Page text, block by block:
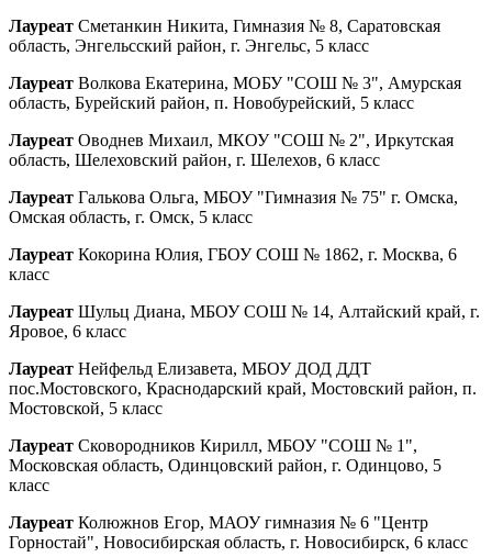
Лауреат Сметанкин Никита, Гимназия № 8, Саратовская
область, Энгельсский район, г. Энгельс, 5 класс
Лауреат Волкова Екатерина, МОБУ "СОШ № 3", Амурская
область, Бурейский район, п. Новобурейский, 5 класс
Лауреат Оводнев Михаил, МКОУ "СОШ № 2", Иркутская
область, Шелеховский район, г. Шелехов, 6 класс
Лауреат Галькова Ольга, МБОУ "Гимназия № 75" г. Омска,
Омская область, г. Омск, 5 класс
Лауреат Кокорина Юлия, ГБОУ СОШ № 1862, г. Москва, 6
класс
Лауреат Шульц Диана, МБОУ СОШ № 14, Алтайский край, г.
Яровое, 6 класс
Лауреат Нейфельд Елизавета, МБОУ ДОД ДДТ
пос.Мостовского, Краснодарский край, Мостовский район, п.
Мостовской, 5 класс
Лауреат Сковородников Кирилл, МБОУ "СОШ № 1",
Московская область, Одинцовский район, г. Одинцово, 5
класс
Лауреат Колюжнов Егор, МАОУ гимназия № 6 "Центр
Горностай", Новосибирская область, г. Новосибирск, 6 класс